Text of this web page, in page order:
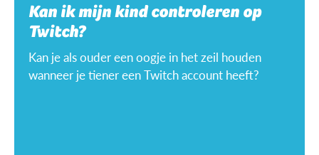
Kan ik mijn kind controleren op
Twitch?
Kan je als ouder een oogje in het zeil houden
wanneer je tiener een Twitch account heeft?